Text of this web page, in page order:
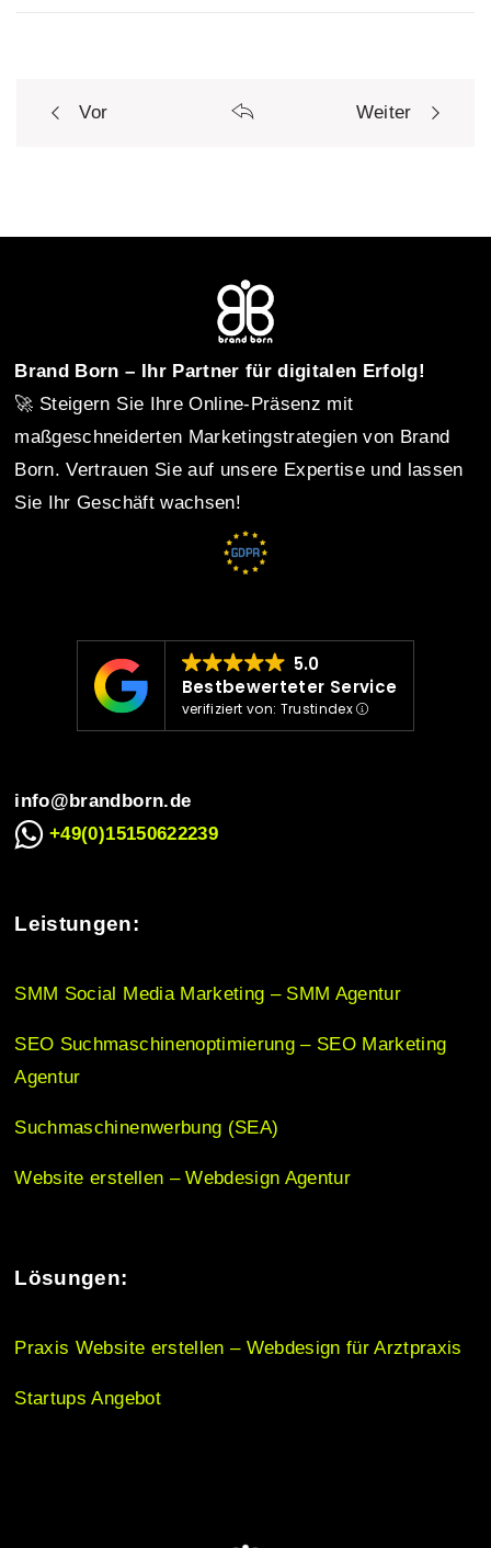
t
n
a
a
t
i
o
n
Vor Weiter
Brand Born – Ihr Partner für digitalen Erfolg!
🚀 Steigern Sie Ihre Online-Präsenz mit
maßgeschneiderten Marketingstrategien von Brand
Born. Vertrauen Sie auf unsere Expertise und lassen
Sie Ihr Geschäft wachsen!
5.0
Bestbewerteter Service
verifiziert von: Trustindex
info@brandborn.de
+49(0)15150622239
Leistungen:
SMM Social Media Marketing – SMM Agentur
SEO Suchmaschinenoptimierung – SEO Marketing
Agentur
Suchmaschinenwerbung (SEA)
Website erstellen – Webdesign Agentur
Lösungen:
Praxis Website erstellen – Webdesign für Arztpraxis
Startups Angebot